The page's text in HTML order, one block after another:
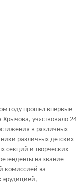
году прошел впервые
участвовало 24
в различных
различных детских
секций и творческих
на звание
комиссией на
эрудицией,